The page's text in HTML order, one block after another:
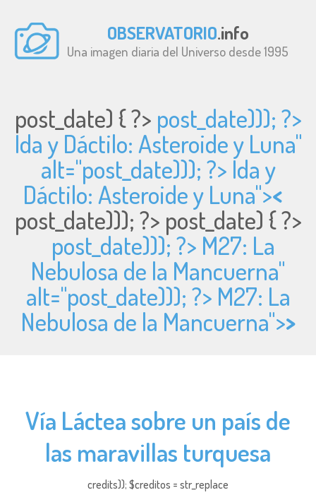
OBSERVATORIO.info
Una imagen diaria del Universo desde 1995
post_date) { ?> post_date))); ?>
Ida y Dáctilo: Asteroide y Luna"
alt="post_date))); ?> Ida y
Dáctilo: Asteroide y Luna"><
post_date))); ?> post_date) { ?>
post_date))); ?> M27: La
Nebulosa de la Mancuerna"
alt="post_date))); ?> M27: La
Nebulosa de la Mancuerna">>
Vía Láctea sobre un país de
las maravillas turquesa
credits)); $creditos = str_replace